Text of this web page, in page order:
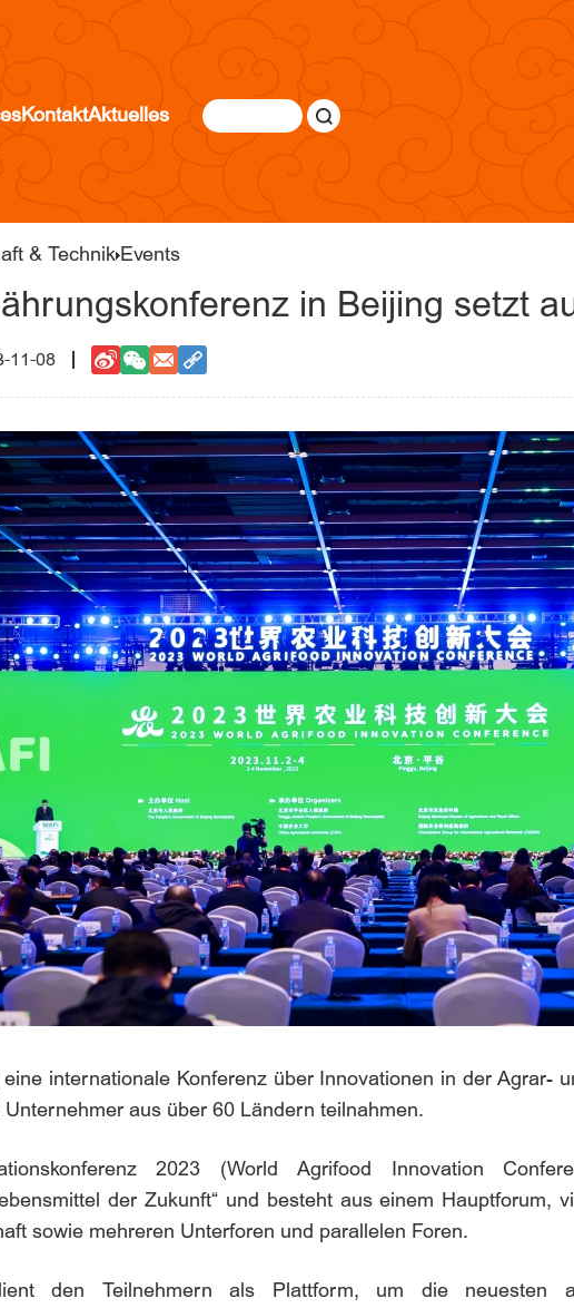
KontaktAktuelles
& Technik Events
in Beijing setzt
11-08
internationale Konferenz über Innovationen in der Agrar-
aus über 60 Ländern teilnahmen.
2023 (World Agrifood Innovation
der Zukunft“und besteht aus einem Hauptforum,
sowie mehreren Unterforen und parallelen Foren.
den Teilnehmern als Plattform, um die neuesten